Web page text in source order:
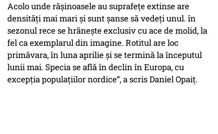
Acolo unde rășinoasele au suprafețe extinse are
densități mai mari și sunt șanse să vedeți unul. în
sezonul rece se hrănește exclusiv cu ace de molid, la
fel ca exemplarul din imagine. Rotitul are loc
primăvara, în luna aprilie și se termină la începutul
lunii mai. Specia se află în declin în Europa, cu
excepția populațiilor nordice“, a scris Daniel Opaiț.